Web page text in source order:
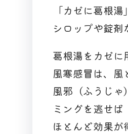
「カゼに葛根
シロップや錠剤
葛根湯をカゼに
風寒感冒は、風
風邪（ふうじゃ
ミングを逃せば
ほとんど効果が